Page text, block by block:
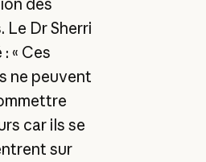
des
Le Dr Sherri
« Ces
ne peuvent
car ils se
sur